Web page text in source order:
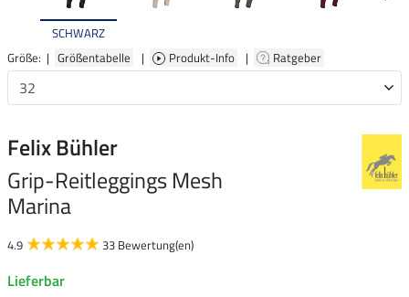
SCHWARZ
Größe: | Größentabelle | Produkt-Info | Ratgeber
Felix Bühler
Grip-Reitleggings Mesh
Marina
4.9 33 Bewertung(en)
Lieferbar